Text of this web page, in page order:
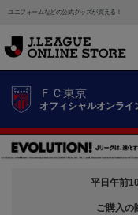
ユニフォームなどの公式グッズが買える！
ＦＣ東京
オフィシャルオンライ
平日午前
ご購入の